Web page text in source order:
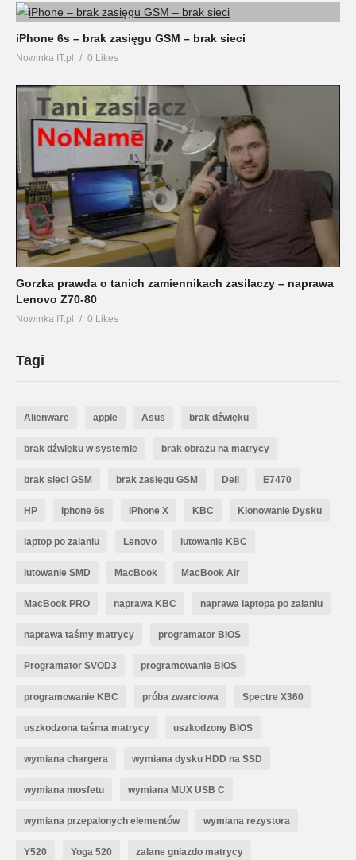
iPhone 6s – brak zasięgu GSM – brak sieci
Nowinka IT.pl 0 Likes
Gorzka prawda o tanich zamiennikach zasilaczy – naprawa
Lenovo Z70-80
Nowinka IT.pl 0 Likes
Tagi
Alienware apple Asus brak dźwięku
brak dźwięku w systemie brak obrazu na matrycy
brak sieci GSM brak zasięgu GSM Dell E7470
HP iphone 6s iPhone X KBC Klonowanie Dysku
laptop po zalaniu Lenovo lutowanie KBC
lutowanie SMD MacBook MacBook Air
MacBook PRO naprawa KBC naprawa laptopa po zalaniu
naprawa taśmy matrycy programator BIOS
Programator SVOD3 programowanie BIOS
programowanie KBC próba zwarciowa Spectre X360
uszkodzona taśma matrycy uszkodzony BIOS
wymiana chargera wymiana dysku HDD na SSD
wymiana mosfetu wymiana MUX USB C
wymiana przepalonych elementów wymiana rezystora
Y520 Yoga 520 zalane gniazdo matrycy